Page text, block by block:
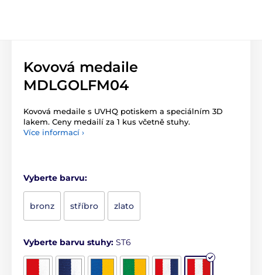
Kovová medaile
MDLGOLFM04
Kovová medaile s UVHQ potiskem a speciálním 3D
lakem. Ceny medailí za 1 kus včetně stuhy.
Více informací ›
Vyberte barvu:
bronz stříbro zlato
Vyberte barvu stuhy: ST6